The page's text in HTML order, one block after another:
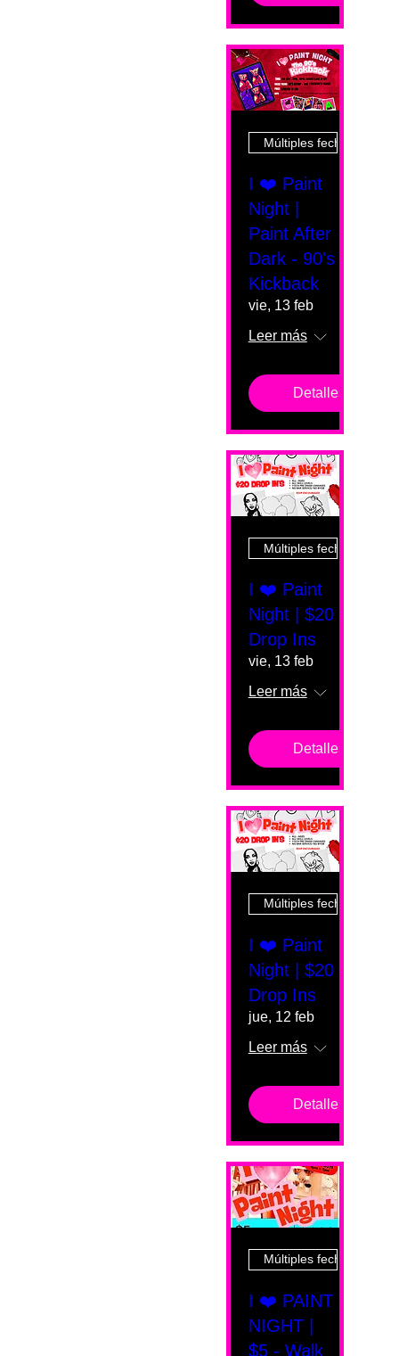
Múltiples fechas
I ❤️ Paint
Night |
Paint After
Dark - 90's
Kickback
vie, 13 feb
Leer más
Detalles
Múltiples fechas
I ❤️ Paint
Night | $20
Drop Ins
vie, 13 feb
Leer más
Detalles
Múltiples fechas
I ❤️ Paint
Night | $20
Drop Ins
jue, 12 feb
Leer más
Detalles
Múltiples fechas
I ❤️ PAINT
NIGHT |
$5 - Walk